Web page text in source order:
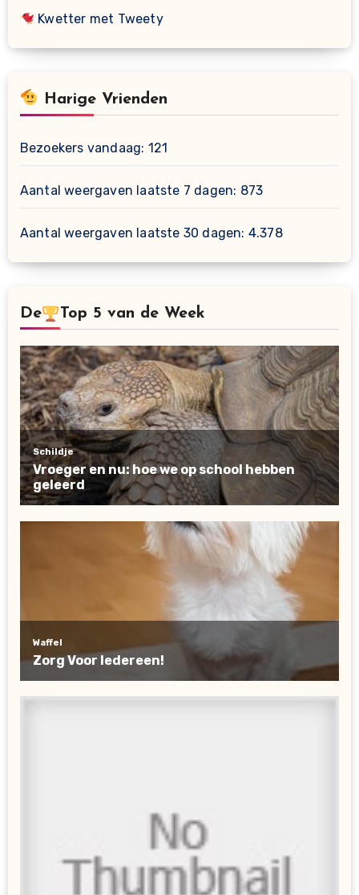
Kwetter met Tweety
Harige Vrienden
Bezoekers vandaag: 121
Aantal weergaven laatste 7 dagen: 873
Aantal weergaven laatste 30 dagen: 4.378
De Top 5 van de Week